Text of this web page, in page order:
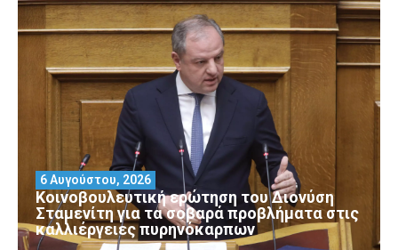
Κοινοβουλευτική ερώτηση του Διονύση
Σταμενίτη για τα σοβαρά προβλήματα στις
καλλιέργειες πυρηνόκαρπων
6 Αυγούστου, 2026